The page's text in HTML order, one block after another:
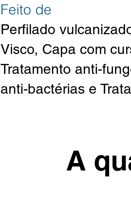
Feito de
Perfilado
Visco, Capa com
Tratamento anti-
anti-bactérias e
A